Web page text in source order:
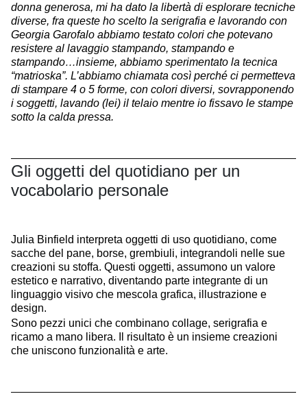
donna generosa, mi ha dato la libertà di esplorare tecniche
diverse, fra queste ho scelto la serigrafia e lavorando con
Georgia Garofalo abbiamo testato colori che potevano
resistere al lavaggio stampando, stampando e
stampando…insieme, abbiamo sperimentato la tecnica
“matrioska”. L’abbiamo chiamata così perché ci permetteva
di stampare 4 o 5 forme, con colori diversi, sovrapponendo
i soggetti, lavando (lei) il telaio mentre io fissavo le stampe
sotto la calda pressa.
Gli oggetti del quotidiano per un
vocabolario personale
Julia Binfield interpreta oggetti di uso quotidiano, come
sacche del pane, borse, grembiuli, integrandoli nelle sue
creazioni su stoffa. Questi oggetti, assumono un valore
estetico e narrativo, diventando parte integrante di un
linguaggio visivo che mescola grafica, illustrazione e
design.
Sono pezzi unici che combinano collage, serigrafia e
ricamo a mano libera. Il risultato è un insieme creazioni
che uniscono funzionalità e arte.